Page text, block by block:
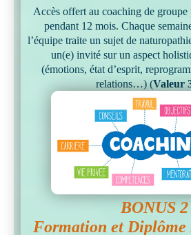
Accès offert au coaching de
pendant 12 mois. Chaque
l’équipe traite un sujet de
un(e) invité sur un aspect
(émotions, état d’esprit,
relations…) (Valeur
BONUS 2
Formation et Diplôme